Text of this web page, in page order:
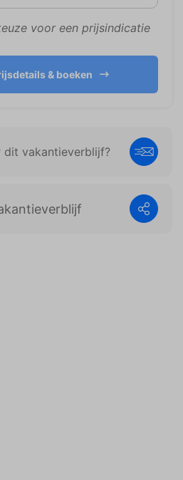
voor een prijsindicatie
& boeken
dit vakantieverblijf?